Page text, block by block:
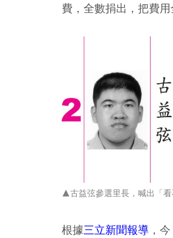
費，全數捐出，把費用
▲古益弦參選里長，喊出「看
根據三立新聞報導 ，